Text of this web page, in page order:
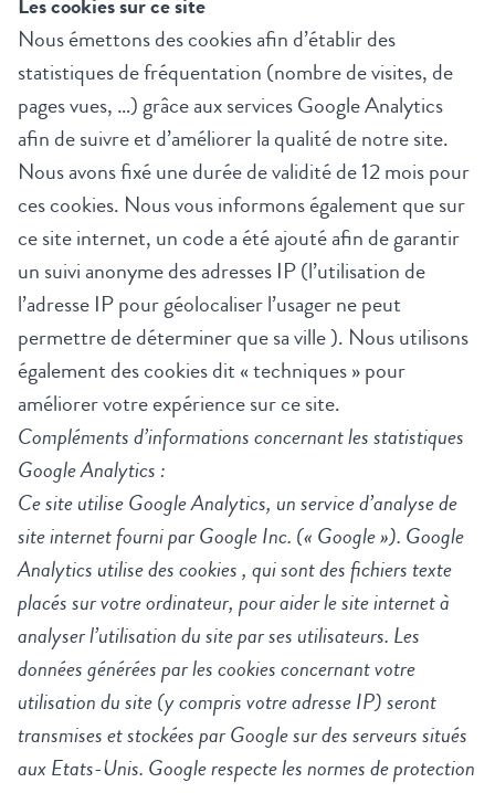
Nous émettons des cookies afin d’établir des
statistiques de fréquentation (nombre de visites, de
pages vues, …) grâce aux services Google Analytics
afin de suivre et d’améliorer la qualité de notre site.
Nous avons fixé une durée de validité de 12 mois pour
ces cookies. Nous vous informons également que sur
ce site internet, un code a été ajouté afin de garantir
un suivi anonyme des adresses IP (l’utilisation de
l’adresse IP pour géolocaliser l’usager ne peut
permettre de déterminer que sa ville ). Nous utilisons
également des cookies dit « techniques » pour
améliorer votre expérience sur ce site.
Compléments d’informations concernant les statistiques
Google Analytics :
Ce site utilise Google Analytics, un service d’analyse de
site internet fourni par Google Inc. (« Google »). Google
Analytics utilise des cookies , qui sont des fichiers texte
placés sur votre ordinateur, pour aider le site internet à
analyser l’utilisation du site par ses utilisateurs. Les
données générées par les cookies concernant votre
utilisation du site (y compris votre adresse IP) seront
transmises et stockées par Google sur des serveurs situés
aux Etats-Unis. Google respecte les normes de protection